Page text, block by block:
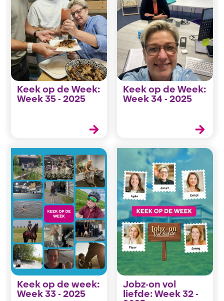
Keek op de Week:
Week 35 - 2025
Keek op de Week:
Week 34 - 2025
Keek op de week:
Week 33 - 2025
Jobz-on vol
liefde: Week 32 -